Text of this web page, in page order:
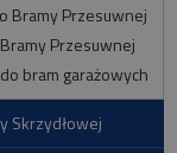
Bramy Przesuwnej
Przesuwnej
bram garażowych
Skrzydłowej